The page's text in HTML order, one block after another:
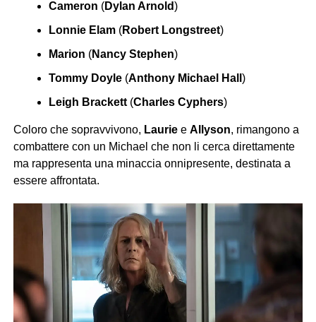
Cameron (Dylan Arnold)
Lonnie Elam(Robert Longstreet)
Marion (Nancy Stephen)
Tommy Doyle(Anthony Michael Hall )
Leigh Brackett(Charles Cyphers)
Coloro che sopravvivono, Lauriee Allyson, rimangono a
combattere con un Michael che non li cerca direttamente
ma rappresenta una minaccia onnipresente, destinata a
essere affrontata.